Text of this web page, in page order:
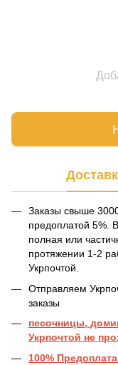
Заказы свыше
предоплатой 5%.
полная или
протяжении 1-2
Укрпочтой.
Отправляем
заказы
песочницы,
Укрпочтой не
100%